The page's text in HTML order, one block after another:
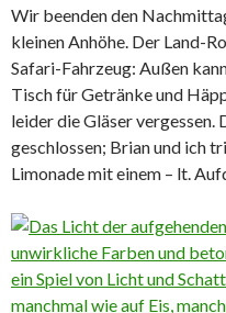
Wir beenden den
kleinen Anhöhe. Der Land-
Safari-Fahrzeug: Außen
Tisch für Getränke und
leider die Gläser
geschlossen; Brian und ich
Limonade mit einem – lt.